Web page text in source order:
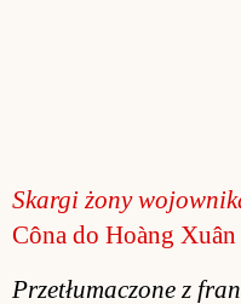
Skargi żony
Côna do Hoàng
Prze­tłuma­czone z